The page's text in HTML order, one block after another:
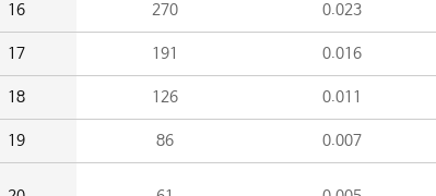
16 270 0.023
17 191 0.016
18 126 0.011
19 86 0.007